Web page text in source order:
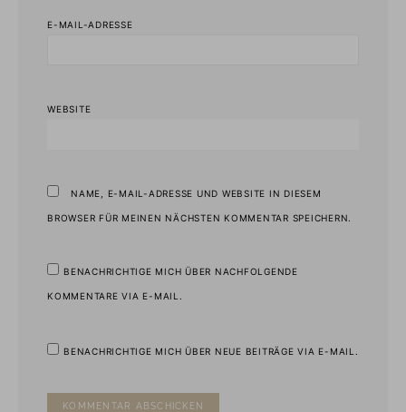
E-MAIL-ADRESSE
WEBSITE
NAME, E-MAIL-ADRESSE UND WEBSITE IN DIESEM
BROWSER FÜR MEINEN NÄCHSTEN KOMMENTAR SPEICHERN.
BENACHRICHTIGE MICH ÜBER NACHFOLGENDE
KOMMENTARE VIA E-MAIL.
BENACHRICHTIGE MICH ÜBER NEUE BEITRÄGE VIA E-MAIL.